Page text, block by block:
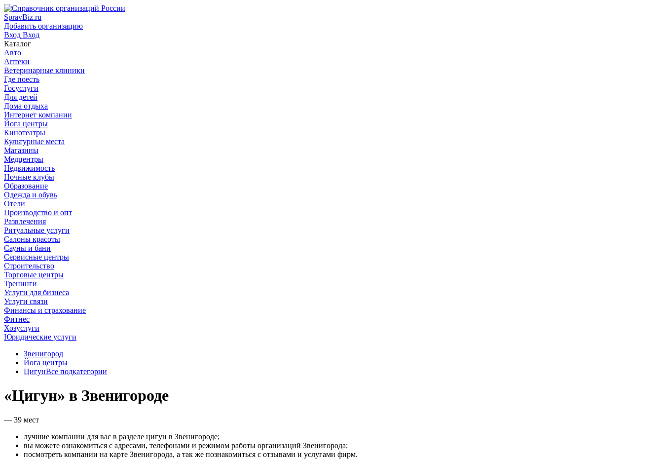
SpravBiz.ru
Добавить организацию
Вход Вход
Каталог
Авто
Аптеки
Ветеринарные клиники
Где поесть
Госуслуги
Для детей
Дома отдыха
Интернет компании
Йога центры
Кинотеатры
Культурные места
Магазины
Медцентры
Недвижимость
Ночные клубы
Образование
Одежда и обувь
Отели
Производство и опт
Развлечения
Ритуальные услуги
Салоны красоты
Сауны и бани
Сервисные центры
Строительство
Торговые центры
Тренинги
Услуги для бизнеса
Услуги связи
Финансы и страхование
Фитнес
Хозуслуги
Юридические услуги
Звенигород
Йога центры
ЦигунВсе подкатегории
«Цигун» в Звенигороде
— 39 мест
лучшие компании для вас в разделе цигун в Звенигороде;
вы можете ознакомиться с адресами, телефонами и режимом работы организаций Звенигорода;
посмотреть компании на карте Звенигорода, а так же познакомиться с отзывами и услугами фирм.